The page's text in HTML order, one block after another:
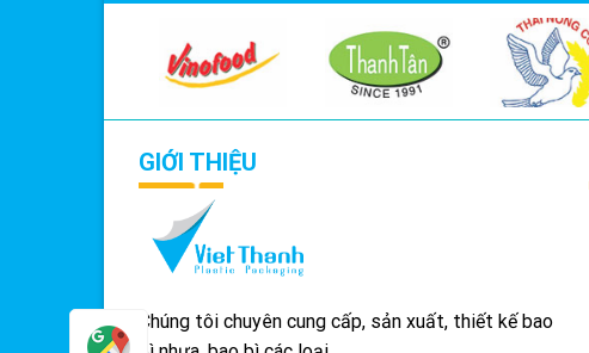
GIỚI THIỆU
Chúng tôi chuyên cung cấp, sản xuất, thiết kế bao